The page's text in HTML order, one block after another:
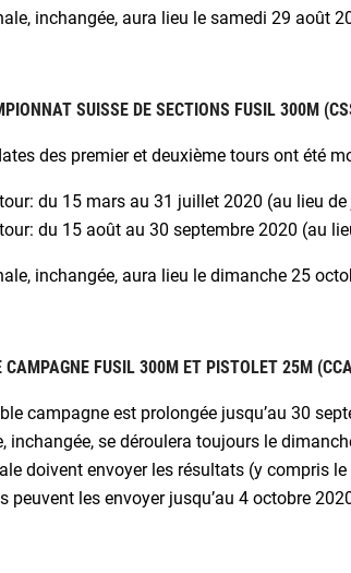
inchangée, aura lieu le samedi 29 août
SUISSE DE SECTIONS FUSIL 300M
des premier et deuxième tours ont été
tour: du 15 mars au 31 juillet 2020 (au lieu de
tour: du 15 août au 30 septembre 2020 (au
inchangée, aura lieu le dimanche 25
CAMPAGNE FUSIL 300M ET PISTOLET 25M
campagne est prolongée jusqu’au 30
inchangée, se déroulera toujours le
doivent envoyer les résultats (y compris
peuvent les envoyer jusqu’au 4 octobre